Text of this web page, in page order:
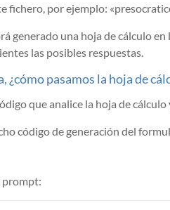
fichero, por ejemplo:
generado una hoja de cálculo
las posibles respuestas.
¿cómo pasamos la hoja de
que analice la hoja de
código de generación del
prompt: